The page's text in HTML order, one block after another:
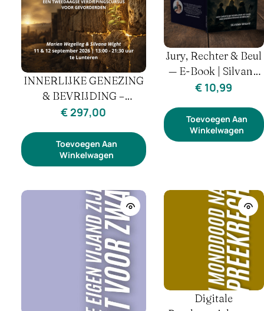
INNERLIJKE GENEZING
& BEVRIJDING –
TWEEDAAGSE
11 & 12 SEPT
€ 297,00
Toevoegen Aan
Winkelwagen
Jury, Rechter & Beul
— E-Book | Silvana
Wight | Gave Van
Oordeel
€ 10,99
Toevoegen Aan
Winkelwagen
Digitale